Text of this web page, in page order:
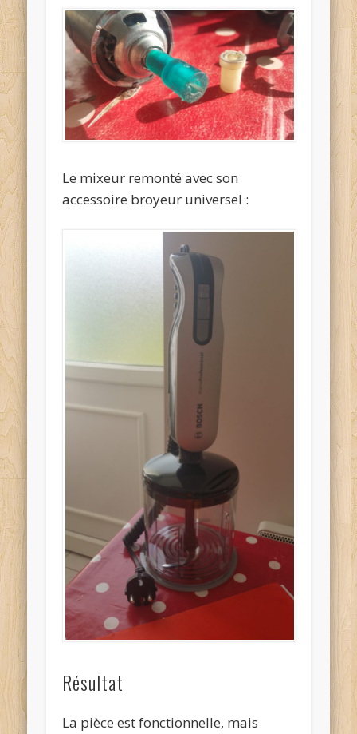
Le mixeur remonté avec son
accessoire broyeur universel :
Résultat
La pièce est fonctionnelle, mais